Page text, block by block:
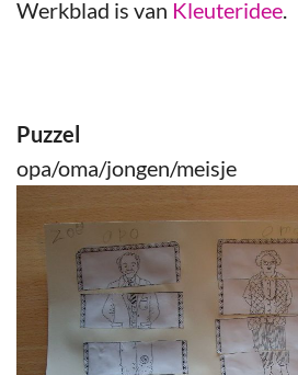
Werkblad is van Kleuteridee
Puzzel
opa/oma/jongen/meisje